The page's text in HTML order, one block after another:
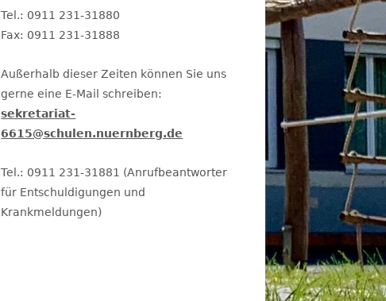
Tel.: 0911 231-31880
Fax: 0911 231-31888
Außerhalb dieser Zeiten können Sie uns
gerne eine E-Mail schreiben:
sekretariat-
6615@schulen.nuernberg.de
Tel.: 0911 231-31881 (Anrufbeantworter
für Entschuldigungen und
Krankmeldungen)